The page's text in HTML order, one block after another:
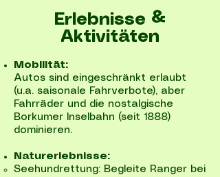
Erlebnisse &
Aktivitäten
Mobilität:
Autos sind eingeschränkt erlaubt
(u.a. saisonale Fahrverbote), aber
Fahrräder und die nostalgische
Borkumer Inselbahn (seit 1888)
dominieren.
Naturerlebnisse:
Seehundrettung: Begleite Ranger bei